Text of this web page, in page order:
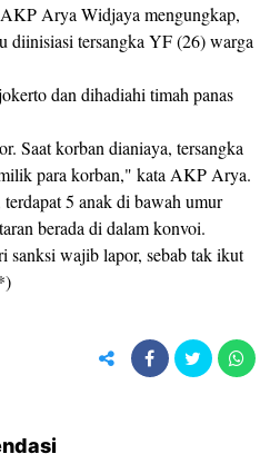
Arya Widjaya mengungkap,
diinisiasi tersangka YF (26) warga
dan dihadiahi timah panas
Saat korban dianiaya, tersangka
para korban," kata AKP Arya.
5 anak di bawah umur
berada di dalam konvoi.
sanksi wajib lapor, sebab tak ikut